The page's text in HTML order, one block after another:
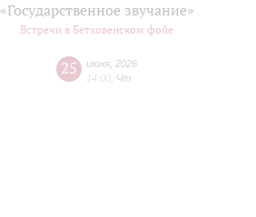
«Государственное звучание»
Встречи в Бетховенском фойе
25 июня 2026
14:00 Чт